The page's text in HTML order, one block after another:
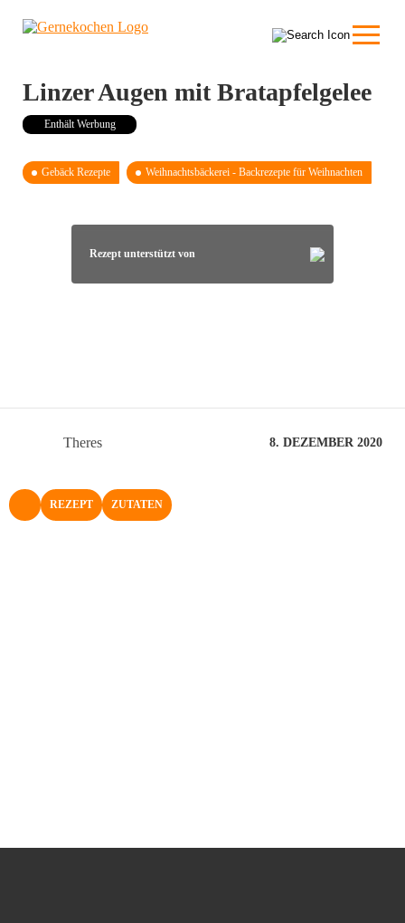
Linzer Augen mit Bratapfelgelee
Enthält Werbung
Gebäck Rezepte Weihnachtsbäckerei - Backrezepte für Weihnachten
Rezept unterstützt von
Theres 8. DEZEMBER 2020
NACH OBEN
REZEPT ZUTATEN